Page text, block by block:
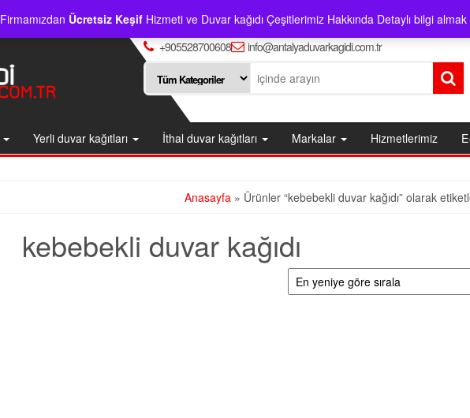
Firmamızdan Ücretsiz KeşifHizmeti ve Duvar kağıdı Çeşitlerimiz Hakkında Detaylı bilgi almak
+905528700608 info@antalyaduvarkagidi.com.tr
Yerli duvar kağıtları İthal duvar kağıtları Markalar Hizmetlerimiz
Anasayfa » Ürünler “kebebekli duvar kağıdı” olarak
kebebekli duvar kağıdı